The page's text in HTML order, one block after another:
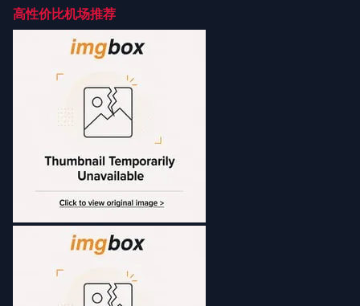
高性价比机场推荐